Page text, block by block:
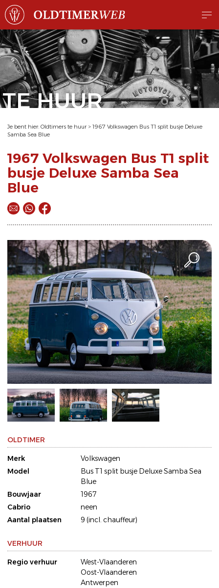
TE HUUR
Je bent hier: Oldtimers te huur > 1967 Volkswagen Bus T1 split busje Deluxe
Samba Sea Blue
1967 Volkswagen Bus T1 split
busje Deluxe Samba Sea
Blue
OLDTIMER
Merk
Volkswagen
Model
Bus T1 split busje Deluxe Samba Sea
Blue
Bouwjaar
1967
Cabrio
neen
Aantal plaatsen
9 (incl. chauffeur)
VERHUUR
Regio verhuur
West-Vlaanderen
Oost-Vlaanderen
Antwerpen